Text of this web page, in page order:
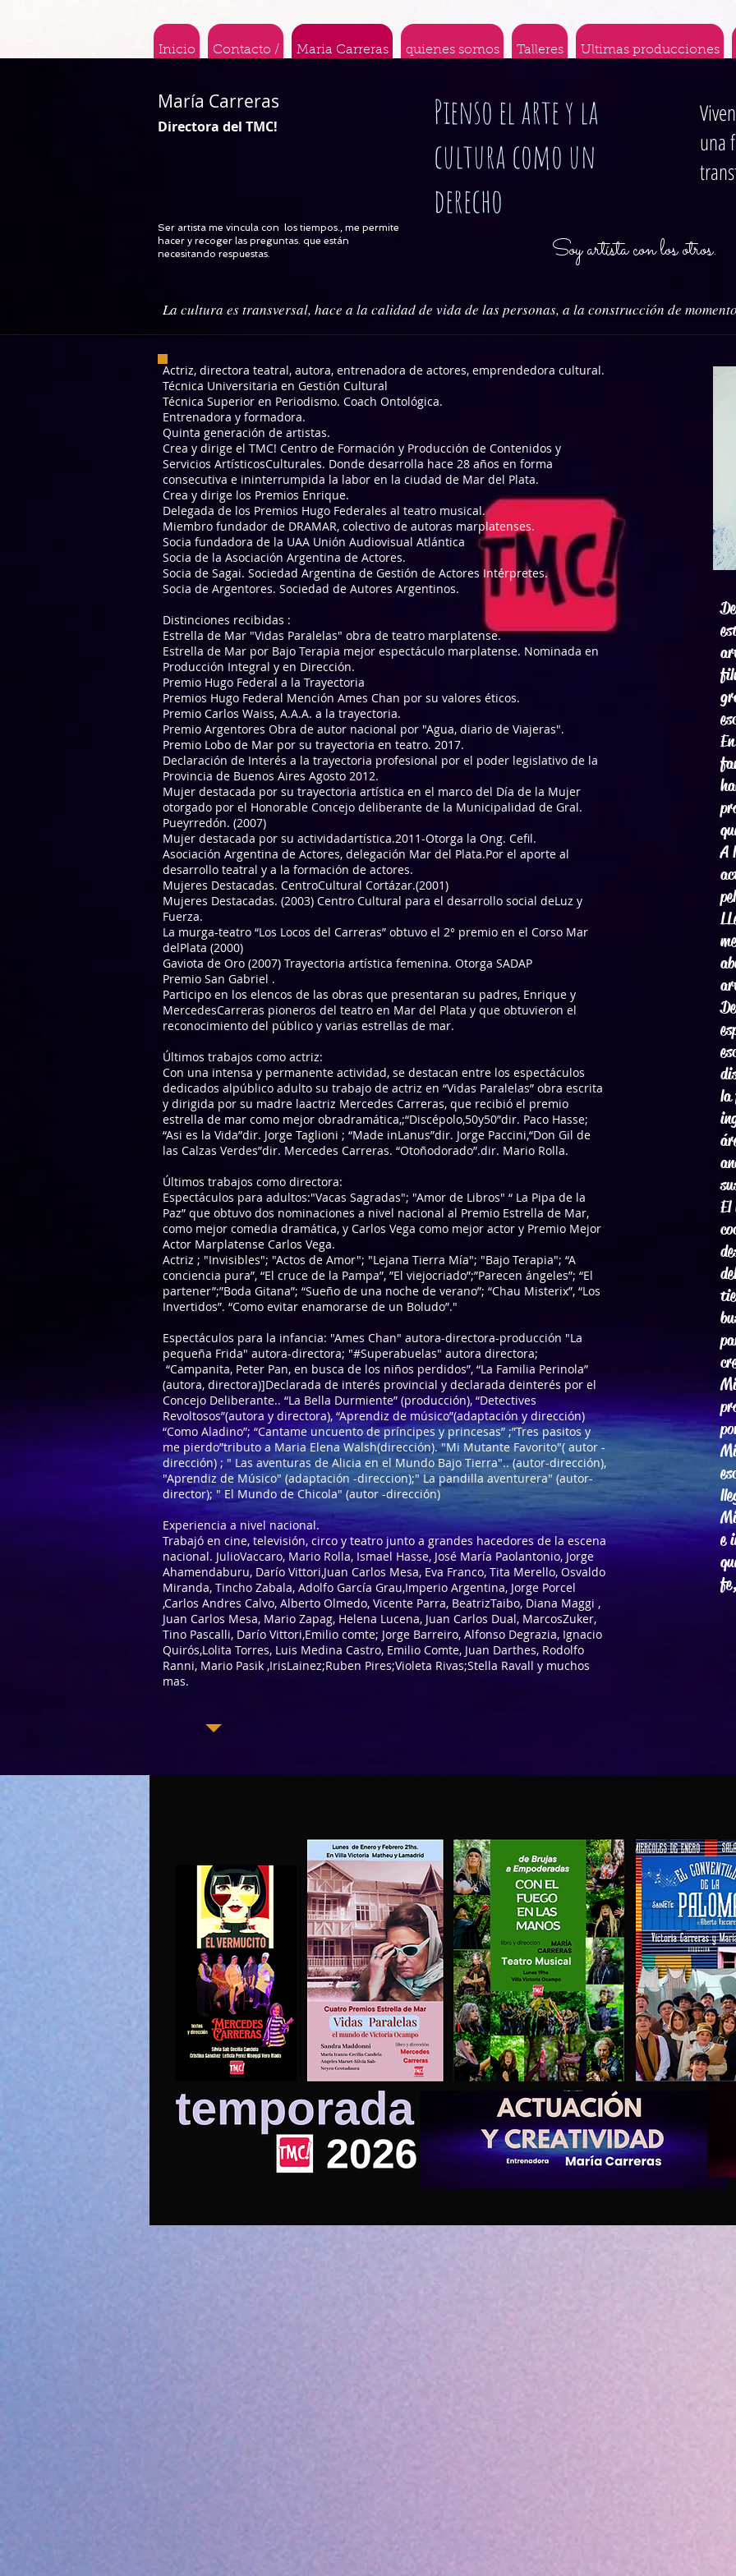
Inicio Contacto / Maria Carreras quienes somos Talleres Ultimas producciones
María Carreras
Directora del TMC!
Ser artista me vincula con los tiempos., me permite
hacer y recoger las preguntas. que están
necesitando respuestas.
Pienso el arte y la
cultura como un
derecho
una
Soy artísta con los otros.
La cultura es transversal, hace a la calidad de vida de las personas, a la construcción de
Actriz, directora teatral, autora, entrenadora de actores, emprendedora cultural.
Técnica Universitaria en Gestión Cultural
Técnica Superior en Periodismo. Coach Ontológica.
Entrenadora y formadora.
Quinta generación de artistas.
Crea y dirige el TMC! Centro de Formación y Producción de Contenidos y
Servicios ArtísticosCulturales. Donde desarrolla hace 28 años en forma
consecutiva e ininterrumpida la labor en la ciudad de Mar del Plata.
Crea y dirige los Premios Enrique.
Delegada de los Premios Hugo Federales al teatro musical.
Miembro fundador de DRAMAR, colectivo de autoras marplatenses.
Socia fundadora de la UAA Unión Audiovisual Atlántica
Socia de la Asociación Argentina de Actores.
Socia de Sagai. Sociedad Argentina de Gestión de Actores Intérpretes.
Socia de Argentores. Sociedad de Autores Argentinos.
Distinciones recibidas :
Estrella de Mar "Vidas Paralelas" obra de teatro marplatense.
Estrella de Mar por Bajo Terapia mejor espectáculo marplatense. Nominada en
Producción Integral y en Dirección.
Premio Hugo Federal a la Trayectoria
Premios Hugo Federal Mención Ames Chan por su valores éticos.
Premio Carlos Waiss, A.A.A. a la trayectoria.
Premio Argentores Obra de autor nacional por "Agua, diario de Viajeras".
Premio Lobo de Mar por su trayectoria en teatro. 2017.
Declaración de Interés a la trayectoria profesional por el poder legislativo de la
Provincia de Buenos Aires Agosto 2012.
Mujer destacada por su trayectoria artística en el marco del Día de la Mujer
otorgado por el Honorable Concejo deliberante de la Municipalidad de Gral.
Pueyrredón. (2007)
Mujer destacada por su actividadartística.2011-Otorga la Ong. Cefil.
Asociación Argentina de Actores, delegación Mar del Plata.Por el aporte al
desarrollo teatral y a la formación de actores.
Mujeres Destacadas. CentroCultural Cortázar.(2001)
Mujeres Destacadas. (2003) Centro Cultural para el desarrollo social deLuz y
Fuerza.
La murga-teatro “Los Locos del Carreras” obtuvo el 2° premio en el Corso Mar
delPlata (2000)
Gaviota de Oro (2007) Trayectoria artística femenina. Otorga SADAP
Premio San Gabriel .
Participo en los elencos de las obras que presentaran su padres, Enrique y
MercedesCarreras pioneros del teatro en Mar del Plata y que obtuvieron el
reconocimiento del público y varias estrellas de mar.
Últimos trabajos como actriz:
Con una intensa y permanente actividad, se destacan entre los espectáculos
dedicados alpúblico adulto su trabajo de actriz en “Vidas Paralelas” obra escrita
y dirigida por su madre laactriz Mercedes Carreras, que recibió el premio
estrella de mar como mejor obradramática,;“Discépolo,50y50”dir. Paco Hasse;
“Asi es la Vida”dir. Jorge Taglioni ; “Made inLanus”dir. Jorge Paccini,“Don Gil de
las Calzas Verdes”dir. Mercedes Carreras. “Otoñodorado”.dir. Mario Rolla.
Últimos trabajos como directora:
Espectáculos para adultos:"Vacas Sagradas"; "Amor de Libros" “ La Pipa de la
Paz” que obtuvo dos nominaciones a nivel nacional al Premio Estrella de Mar,
como mejor comedia dramática, y Carlos Vega como mejor actor y Premio Mejor
Actor Marplatense Carlos Vega.
Actriz ; "Invisibles"; "Actos de Amor"; "Lejana Tierra Mía"; "Bajo Terapia"; “A
conciencia pura”, “El cruce de la Pampa”, ”El viejocriado”;”Parecen ángeles”; “El
partener”;”Boda Gitana”; “Sueño de una noche de verano”; “Chau Misterix”, “Los
Invertidos”. “Como evitar enamorarse de un Boludo”."
Espectáculos para la infancia: "Ames Chan" autora-directora-producción "La
pequeña Frida" autora-directora; "#Superabuelas" autora directora;
“Campanita, Peter Pan, en busca de los niños perdidos”, “La Familia Perinola”
(autora, directora)]Declarada de interés provincial y declarada deinterés por el
Concejo Deliberante.. “La Bella Durmiente” (producción), “Detectives
Revoltosos”(autora y directora), “Aprendiz de músico”(adaptación y dirección)
“Como Aladino”; “Cantame uncuento de príncipes y princesas” ;”Tres pasitos y
me pierdo”tributo a Maria Elena Walsh(dirección). "Mi Mutante Favorito"( autor -
dirección) ; " Las aventuras de Alicia en el Mundo Bajo Tierra".. (autor-dirección),
"Aprendiz de Músico" (adaptación -direccion);" La pandilla aventurera" (autor-
director); " El Mundo de Chicola" (autor -dirección)
Experiencia a nivel nacional.
Trabajó en cine, televisión, circo y teatro junto a grandes hacedores de la escena
nacional. JulioVaccaro, Mario Rolla, Ismael Hasse, José María Paolantonio, Jorge
Ahamendaburu, Darío Vittori,Juan Carlos Mesa, Eva Franco, Tita Merello, Osvaldo
Miranda, Tincho Zabala, Adolfo García Grau,Imperio Argentina, Jorge Porcel
,Carlos Andres Calvo, Alberto Olmedo, Vicente Parra, BeatrizTaibo, Diana Maggi ,
Juan Carlos Mesa, Mario Zapag, Helena Lucena, Juan Carlos Dual, MarcosZuker,
Tino Pascalli, Darío Vittori,Emilio comte; Jorge Barreiro, Alfonso Degrazia, Ignacio
Quirós,Lolita Torres, Luis Medina Castro, Emilio Comte, Juan Darthes, Rodolfo
Ranni, Mario Pasik ,IrisLainez;Ruben Pires;Violeta Rivas;Stella Ravall y muchos
mas.
A
la
El
e